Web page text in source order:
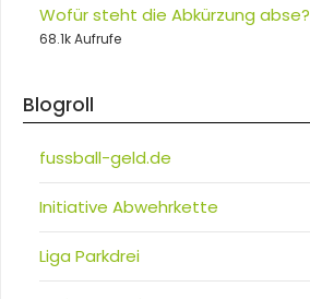
Wofür steht die Abkürzung abse?
68.1k Aufrufe
Blogroll
fussball-geld.de
Initiative Abwehrkette
Liga Parkdrei